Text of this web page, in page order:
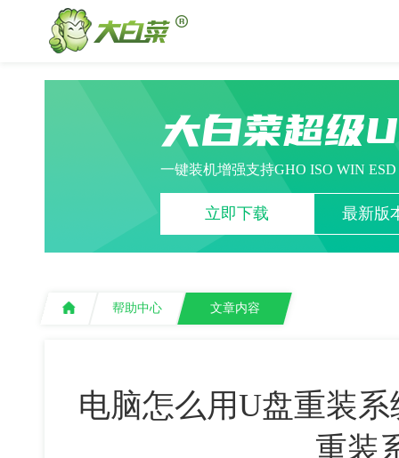
大白菜超级
一键装机增强支持GHO ISO WIN
立即下载 最新版
帮助中心 文章内容
电脑怎么用U盘重装
重装